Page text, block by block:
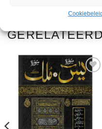
Cookiebeleid
Toevoegen
aan
wenslijst